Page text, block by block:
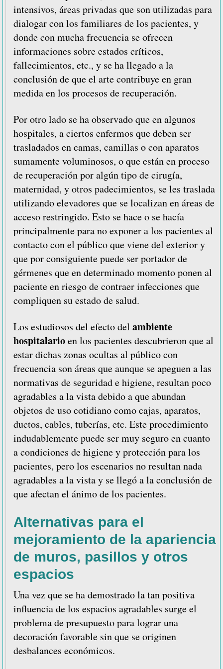
intensivos, áreas privadas que son utilizadas para
dialogar con los familiares de los pacientes, y
donde con mucha frecuencia se ofrecen
informaciones sobre estados críticos,
fallecimientos, etc., y se ha llegado a la
conclusión de que el arte contribuye en gran
medida en los procesos de recuperación.
Por otro lado se ha observado que en algunos
hospitales, a ciertos enfermos que deben ser
trasladados en camas, camillas o con aparatos
sumamente voluminosos, o que están en proceso
de recuperación por algún tipo de cirugía,
maternidad, y otros padecimientos, se les traslada
utilizando elevadores que se localizan en áreas de
acceso restringido. Esto se hace o se hacía
principalmente para no exponer a los pacientes al
contacto con el público que viene del exterior y
que por consiguiente puede ser portador de
gérmenes que en determinado momento ponen al
paciente en riesgo de contraer infecciones que
compliquen su estado de salud.
Los estudiosos del efecto del ambiente
hospitalarioen los pacientes descubrieron que al
estar dichas zonas ocultas al público con
frecuencia son áreas que aunque se apeguen a las
normativas de seguridad e higiene, resultan poco
agradables a la vista debido a que abundan
objetos de uso cotidiano como cajas, aparatos,
ductos, cables, tuberías, etc. Este procedimiento
indudablemente puede ser muy seguro en cuanto
a condiciones de higiene y protección para los
pacientes, pero los escenarios no resultan nada
agradables a la vista y se llegó a la conclusión de
que afectan el ánimo de los pacientes.
Alternativas para el
mejoramiento de la apariencia
de muros, pasillos y otros
espacios
Una vez que se ha demostrado la tan positiva
influencia de los espacios agradables surge el
problema de presupuesto para lograr una
decoración favorable sin que se originen
desbalances económicos.